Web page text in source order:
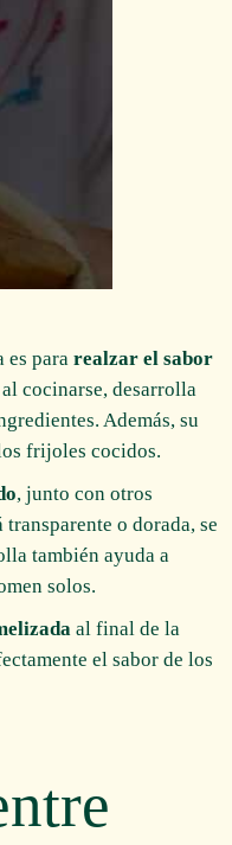
es para realzar el sabor
cocinarse, desarrolla
Además, su
frijoles cocidos.
, junto con otros
o dorada, se
también ayuda a
solos.
al final de la
el sabor de los